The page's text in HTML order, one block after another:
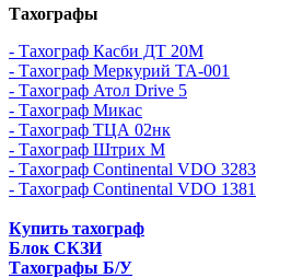
Тахографы
- Тахограф Касби ДТ 20М
- Тахограф Меркурий ТА-001
- Тахограф Атол Drive 5
- Тахограф Микас
- Тахограф ТЦА 02нк
- Тахограф Штрих М
- Тахограф Continental VDO 3283
- Тахограф Continental VDO 1381
Купить тахограф
Блок СКЗИ
Тахографы Б/У